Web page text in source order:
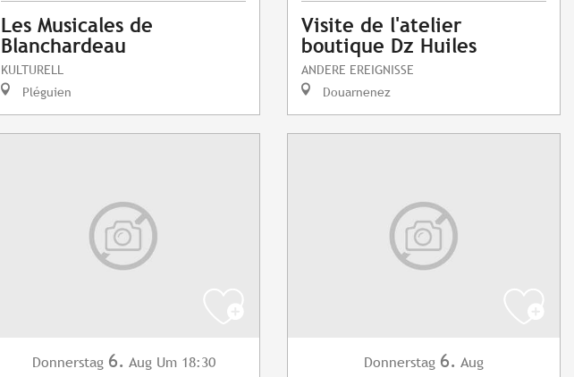
Les Musicales de
Blanchardeau
KULTURELL
Pléguien
Visite de l'atelier
boutique Dz Huiles
ANDERE EREIGNISSE
Douarnenez
Donnerstag 6. Aug Um 18:30 Donnerstag 6. Aug